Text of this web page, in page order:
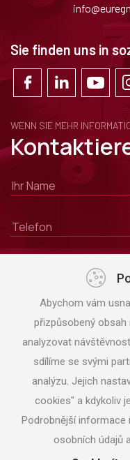
Sie finden uns in
WENN SIE MEHR
SENDEN
Abychom vám
přizpůsobený
analyzovat
sdílíme se svými
analýzu. Jejich
cookies" a kdykoliv
Podrobnější informace
osobních údajů